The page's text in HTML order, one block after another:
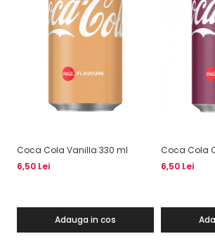
Coca Cola Vanilla 330 ml
6,50 Lei
Adauga in cos
Coca Cola
6,50 Lei